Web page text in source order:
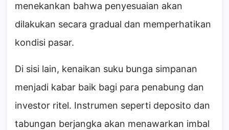
menekankan bahwa penyesuaian akan
dilakukan secara gradual dan memperhatikan
kondisi pasar.
Di sisi lain, kenaikan suku bunga simpanan
menjadi kabar baik bagi para penabung dan
investor ritel. Instrumen seperti deposito dan
tabungan berjangka akan menawarkan imbal